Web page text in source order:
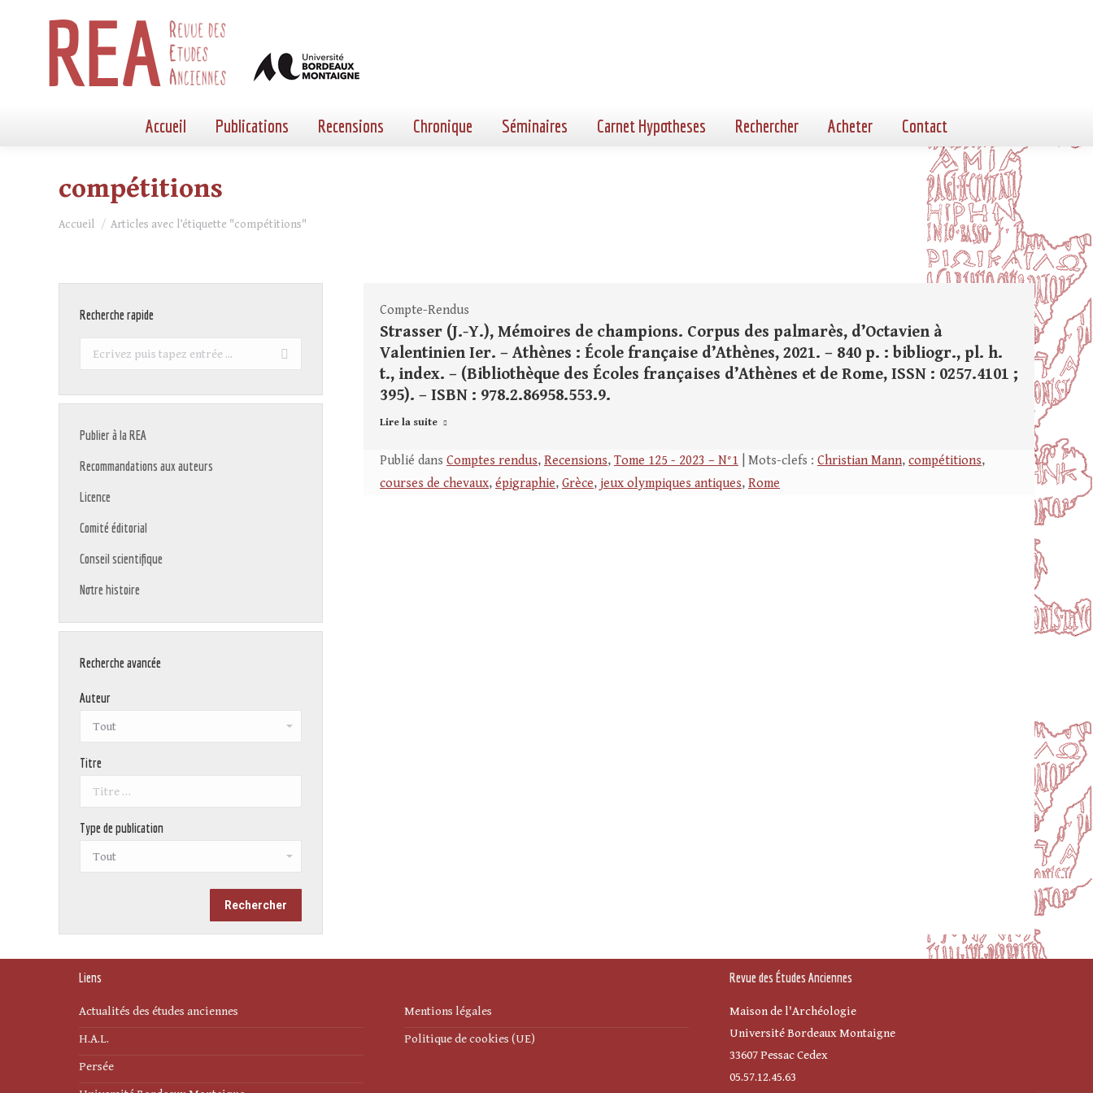
Accueil Publications Recensions Chronique Séminaires Carnet Hypotheses Rechercher Acheter Contact
compétitions
Vous êtes ici :
Accueil Articles avec l’étiquette "compétitions"
Compte-Rendus
Strasser (J.-Y.), Mémoires de champions. Corpus des palmarès, d’Octavien à
Valentinien Ier. – Athènes : École française d’Athènes, 2021. – 840 p. : bibliogr., pl. h.
t., index. – (Bibliothèque des Écoles françaises d’Athènes et de Rome, ISSN : 0257.4101 ;
395). – ISBN : 978.2.86958.553.9.
Lire la suite
Publié dans Comptes rendus, Recensions, Tome 125 - 2023 – N°1 | Mots-clefs : Christian Mann, compétitions,
courses de chevaux, épigraphie, Grèce, jeux olympiques antiques, Rome
Recherche rapide
Recherche
Publier à la REA
Recommandations aux auteurs
Licence
Comité éditorial
Conseil scientifique
Notre histoire
Recherche avancée
Auteur
Titre
Type de publication
Liens
Actualités des études anciennes
H.A.L.
Persée
Mentions légales
Politique de cookies (UE)
Revue des Études Anciennes
Maison de l'Archéologie
Université Bordeaux Montaigne
33607 Pessac Cedex
05.57.12.45.63